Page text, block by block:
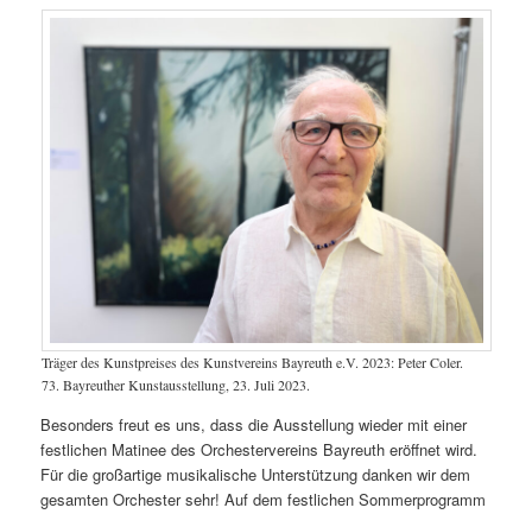
Träger des Kunstpreises des Kunstvereins Bayreuth e.V. 2023: Peter Coler.
73. Bayreuther Kunstausstellung, 23. Juli 2023.
Besonders freut es uns, dass die Ausstellung wieder mit einer
festlichen Matinee des Orchestervereins Bayreuth eröffnet wird.
Für die großartige musikalische Unterstützung danken wir dem
gesamten Orchester sehr! Auf dem festlichen Sommerprogramm